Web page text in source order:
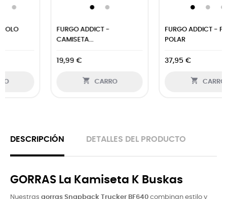
FURGO ADDICT - FORRO
FURGO ADDICT -
DESCRIPCIÓN DETALLES DEL PRODUCTO
GORRAS La Kamiseta K Buskas
Nuestras gorras Snapback Trucker BF640 combinan estilo y